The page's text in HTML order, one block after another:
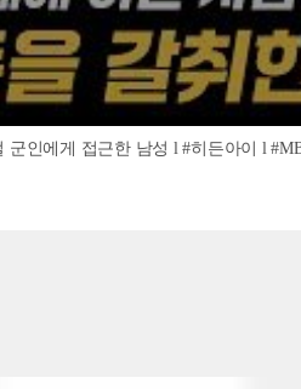
인에게 접근한 남성 l #히든아이 l